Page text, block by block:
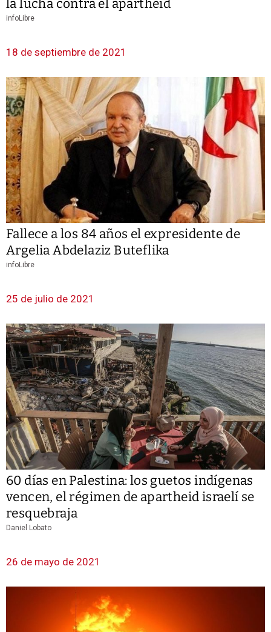
la lucha contra el apartheid
infoLibre
18 de septiembre de 2021
Fallece a los 84 años el expresidente de
Argelia Abdelaziz Buteflika
infoLibre
25 de julio de 2021
60 días en Palestina: los guetos indígenas
vencen, el régimen de apartheid israelí se
resquebraja
Daniel Lobato
26 de mayo de 2021